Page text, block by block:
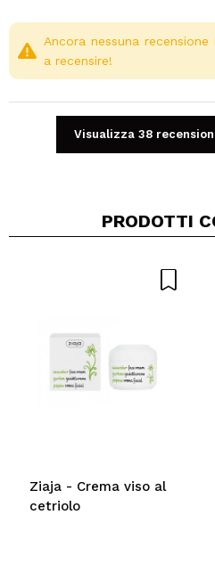
Condividi un
Ancora nessuna
a recensire!
Visualizza 38
PRODOTTI
Ziaja - Crema viso al
cetriolo